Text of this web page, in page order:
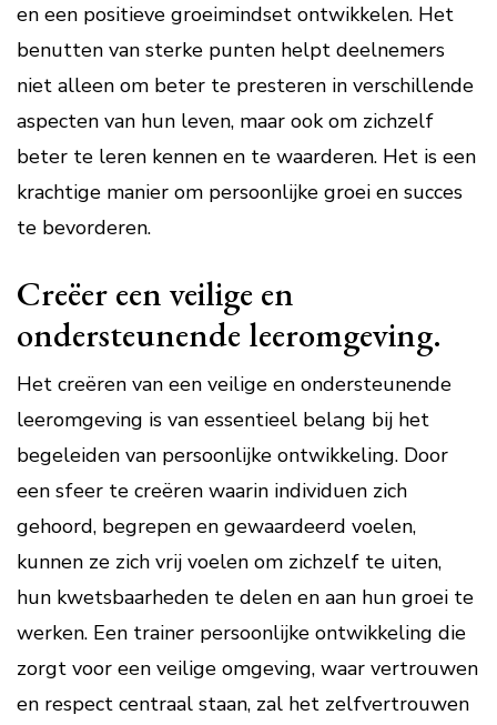
en een positieve groeimindset ontwikkelen. Het
benutten van sterke punten helpt deelnemers
niet alleen om beter te presteren in verschillende
aspecten van hun leven, maar ook om zichzelf
beter te leren kennen en te waarderen. Het is een
krachtige manier om persoonlijke groei en succes
te bevorderen.
Creëer een veilige en
ondersteunende leeromgeving.
Het creëren van een veilige en ondersteunende
leeromgeving is van essentieel belang bij het
begeleiden van persoonlijke ontwikkeling. Door
een sfeer te creëren waarin individuen zich
gehoord, begrepen en gewaardeerd voelen,
kunnen ze zich vrij voelen om zichzelf te uiten,
hun kwetsbaarheden te delen en aan hun groei te
werken. Een trainer persoonlijke ontwikkeling die
zorgt voor een veilige omgeving, waar vertrouwen
en respect centraal staan, zal het zelfvertrouwen